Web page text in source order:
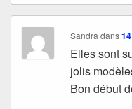
Sandra dans
Elles sont
jolis
Bon début